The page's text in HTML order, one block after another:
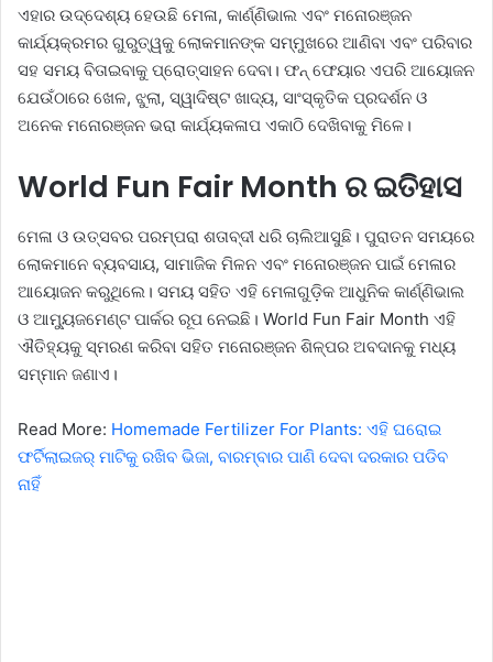
ଏହାର ଉଦ୍ଦେଶ୍ୟ ହେଉଛି ମେଳା, କାର୍ଣ୍ଣିଭାଲ ଏବଂ ମନୋରଞ୍ଜନ
କାର୍ଯ୍ୟକ୍ରମର ଗୁରୁତ୍ୱକୁ ଲୋକମାନଙ୍କ ସମ୍ମୁଖରେ ଆଣିବା ଏବଂ ପରିବାର
ସହ ସମୟ ବିତାଇବାକୁ ପ୍ରୋତ୍ସାହନ ଦେବା। ଫନ୍ ଫେୟାର ଏପରି ଆୟୋଜନ
ଯେଉଁଠାରେ ଖେଳ, ଝୁଲା, ସ୍ୱାଦିଷ୍ଟ ଖାଦ୍ୟ, ସାଂସ୍କୃତିକ ପ୍ରଦର୍ଶନ ଓ
ଅନେକ ମନୋରଞ୍ଜନ ଭରା କାର୍ଯ୍ୟକଳାପ ଏକାଠି ଦେଖିବାକୁ ମିଳେ।
World Fun Fair Month ର ଇତିହାସ
ମେଳା ଓ ଉତ୍ସବର ପରମ୍ପରା ଶତାବ୍ଦୀ ଧରି ଚାଲିଆସୁଛି। ପୁରାତନ ସମୟରେ
ଲୋକମାନେ ବ୍ୟବସାୟ, ସାମାଜିକ ମିଳନ ଏବଂ ମନୋରଞ୍ଜନ ପାଇଁ ମେଳାର
ଆୟୋଜନ କରୁଥିଲେ। ସମୟ ସହିତ ଏହି ମେଳାଗୁଡ଼ିକ ଆଧୁନିକ କାର୍ଣ୍ଣିଭାଲ
ଓ ଆମ୍ୟୁଜମେଣ୍ଟ ପାର୍କର ରୂପ ନେଇଛି। World Fun Fair Month ଏହି
ଐତିହ୍ୟକୁ ସ୍ମରଣ କରିବା ସହିତ ମନୋରଞ୍ଜନ ଶିଳ୍ପର ଅବଦାନକୁ ମଧ୍ୟ
ସମ୍ମାନ ଜଣାଏ।
Read More: Homemade Fertilizer For Plants: ଏହି ଘରୋଇ
ଫର୍ଟିଲାଇଜର୍‌ ମାଟିକୁ ରଖିବ ଭିଜା, ବାରମ୍ବାର ପାଣି ଦେବା ଦରକାର ପଡିବ
ନାହିଁ